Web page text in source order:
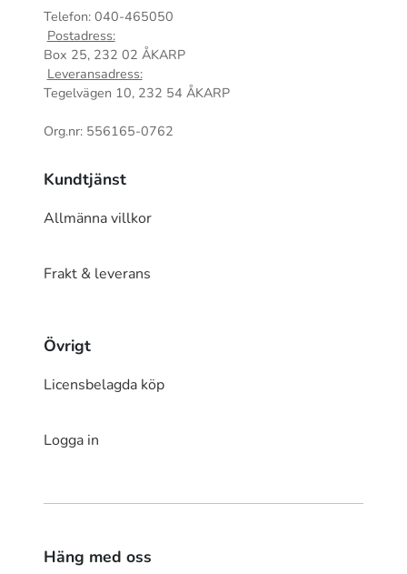
Telefon: 040-465050
Postadress:
Box 25, 232 02 ÅKARP
Leveransadress:
Tegelvägen 10, 232 54 ÅKARP
Org.nr: 556165-0762
Kundtjänst
Allmänna villkor
Frakt & leverans
Övrigt
Licensbelagda köp
Logga in
Häng med oss